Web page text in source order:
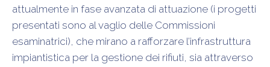
attualmente in fase avanzata di attuazione (i progetti
presentati sono al vaglio delle Commissioni
esaminatrici), che mirano a rafforzare l’infrastruttura
impiantistica per la gestione dei rifiuti, sia attraverso